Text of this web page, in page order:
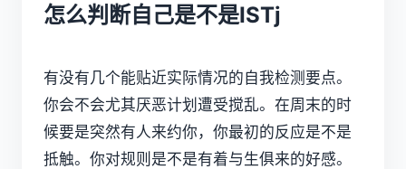
怎么判断自己是不是ISTj
有没有几个能贴近实际情况的自我检测要点。
你会不会尤其厌恶计划遭受搅乱。在周末的时
候要是突然有人来约你，你最初的反应是不是
抵触。你对规则是不是有着与生俱来的好感。